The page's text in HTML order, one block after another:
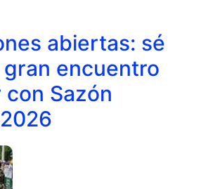
abiertas: sé
encuentro
Sazón